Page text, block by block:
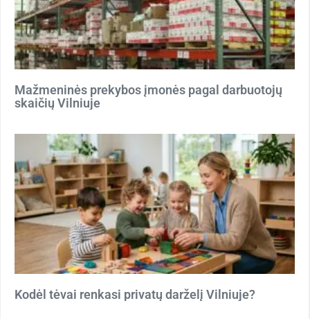
Mažmeninės prekybos įmonės pagal darbuotojų
skaičių Vilniuje
Kodėl tėvai renkasi privatų darželį Vilniuje?